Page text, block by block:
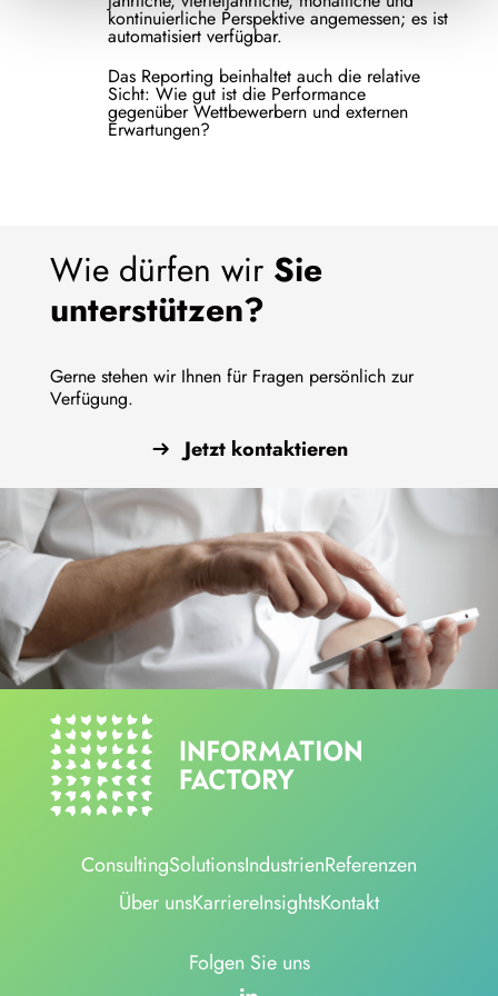
kontinuierliche Perspektive angemessen; es ist
automatisiert verfügbar.
Das Reporting beinhaltet auch die relative
Sicht: Wie gut ist die Performance
gegenüber Wettbewerbern und externen
Erwartungen?
Wie dürfen wirSie
unterstützen?
Gerne stehen wir Ihnen für Fragen persönlich zur
Verfügung.
Jetzt kontaktieren
ConsultingSolutionsIndustrienReferenzen
Über unsKarriereInsightsKontakt
Folgen Sie uns